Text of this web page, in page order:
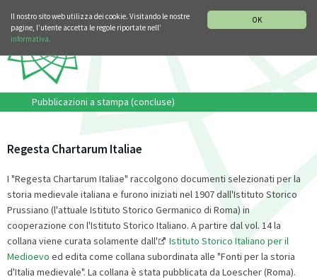
OK
Il nostro sito web utilizza dei cookie. Visitando le nostre
pagine, l’utente accetta le regole riportate nell’
informativa.
Pubblicazioni a stampa (concluse)
Regesta Chartarum Italiae
I "Regesta Chartarum Italiae" raccolgono documenti selezionati per la
storia medievale italiana e furono iniziati nel 1907 dall'Istituto Storico
Prussiano (l'attuale Istituto Storico Germanico di Roma) in
cooperazione con l'Istituto Storico Italiano. A partire dal vol. 14 la
collana viene curata solamente dall'
Istituto Storico Italiano per il
Medioevo ed edita come collana subordinata alle "Fonti per la storia
d'Italia medievale". La collana è stata pubblicata da Loescher (Roma).